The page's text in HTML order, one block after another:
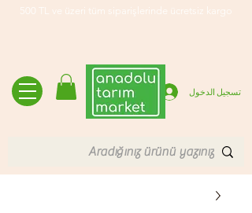
500 TL ve üzeri tüm siparişlerinde ücretsiz kargo
تسجيل الدخول